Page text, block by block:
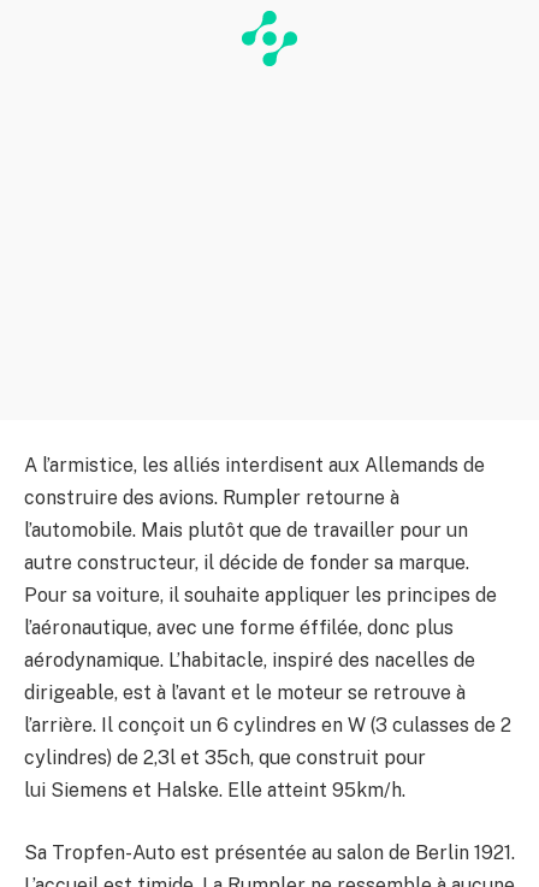
A l’armistice, les alliés interdisent aux Allemands de
construire des avions. Rumpler retourne à
l’automobile. Mais plutôt que de travailler pour un
autre constructeur, il décide de fonder sa marque.
Pour sa voiture, il souhaite appliquer les principes de
l’aéronautique, avec une forme éffilée, donc plus
aérodynamique. L’habitacle, inspiré des nacelles de
dirigeable, est à l’avant et le moteur se retrouve à
l’arrière. Il conçoit un 6 cylindres en W (3 culasses de 2
cylindres) de 2,3l et 35ch, que construit pour
lui Siemens et Halske. Elle atteint 95km/h.
Sa Tropfen-Auto est présentée au salon de Berlin 1921.